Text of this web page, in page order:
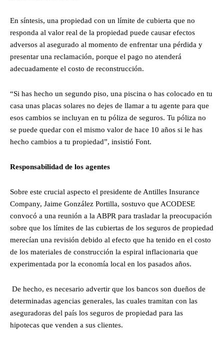
En síntesis, una propiedad con un límite de cubierta que no
responda al valor real de la propiedad puede causar efectos
adversos al asegurado al momento de enfrentar una pérdida y
presentar una reclamación, porque el pago no atenderá
adecuadamente el costo de reconstrucción.
“Si has hecho un segundo piso, una piscina o has colocado en tu
casa unas placas solares no dejes de llamar a tu agente para que
esos cambios se incluyan en tu póliza de seguros. Tu póliza no
se puede quedar con el mismo valor de hace 10 años si le has
hecho cambios a tu propiedad”, insistió Font.
Responsabilidad de los agentes
Sobre este crucial aspecto el presidente de Antilles Insurance
Company, Jaime González Portilla, sostuvo que ACODESE
convocó a una reunión a la ABPR para trasladar la preocupación
sobre que los límites de las cubiertas de los seguros de propiedad
merecían una revisión debido al efecto que ha tenido en el costo
de los materiales de construcción la espiral inflacionaria que
experimentada por la economía local en los pasados años.
De hecho, es necesario advertir que los bancos son dueños de
determinadas agencias generales, las cuales tramitan con las
aseguradoras del país los seguros de propiedad para las
hipotecas que venden a sus clientes.